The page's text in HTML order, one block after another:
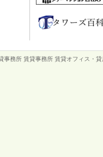
事務所 賃貸事務所 賃貸オフィス・